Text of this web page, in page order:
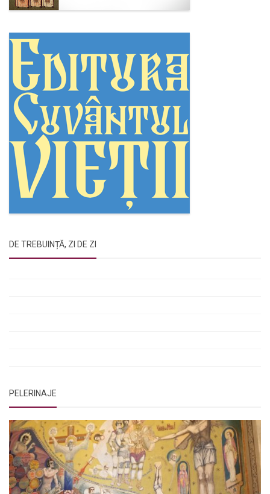
DE TREBUINȚĂ, ZI DE ZI
PELERINAJE